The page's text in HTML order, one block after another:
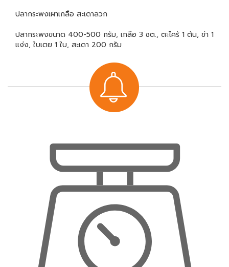
ปลากระพงเผาเกลือ สะเดาลวก
ปลากระพงขนาด 400-500 กรัม, เกลือ 3 ชต., ตะไคร้ 1 ต้น, ข่า 1
แง่ง, ใบเตย 1 ใบ, สะเดา 200 กรัม